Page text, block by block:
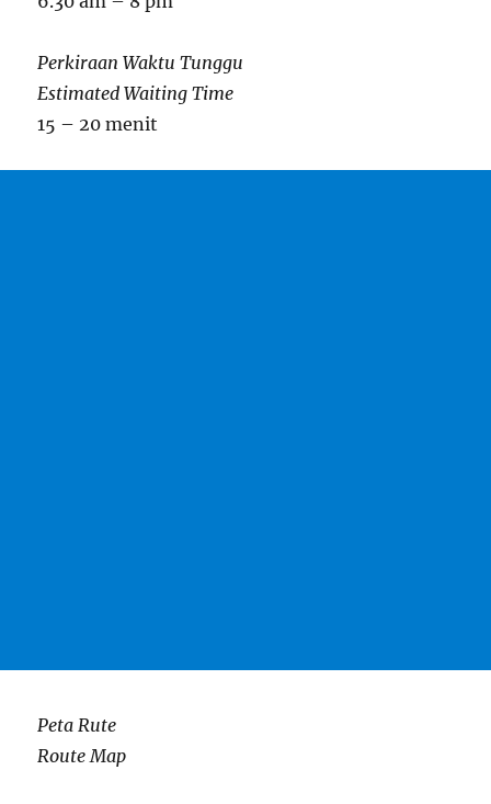
Perkiraan Waktu Tunggu
Estimated Waiting Time
15 – 20 menit
Peta Rute
Route Map